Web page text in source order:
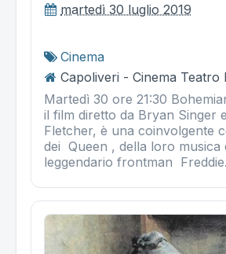
martedì 30 luglio 2019
Cinema
Capoliveri - Cinema Teatro
Martedì 30 ore 21:30
il film diretto da Bryan Singer
Fletcher, è una coinvolgente
dei Queen , della loro musica
leggendario frontman